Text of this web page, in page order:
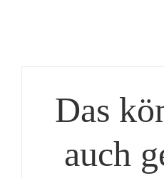
Das
auch